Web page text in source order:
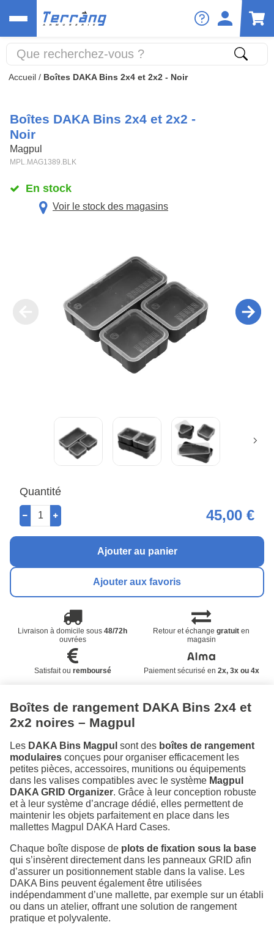
Accueil / Boîtes DAKA Bins 2x4 et 2x2 - Noir
Boîtes DAKA Bins 2x4 et 2x2 -
Noir
Magpul
MPL.MAG1389.BLK
En stock
Voir le stock des magasins
Quantité
45,00 €
Ajouter au panier
Ajouter aux favoris
Livraison à domicile sous48/72h
ouvrées
Retour et échangegratuit en
magasin
Satisfait ou remboursé Paiement sécurisé en 2x, 3x ou 4x
Boîtes de rangement DAKA Bins 2x4 et
2x2 noires – Magpul
Les DAKA Bins Magpul sont des boîtes de rangement
modulaires conçues pour organiser efficacement les
petites pièces, accessoires, munitions ou équipements
dans les valises compatibles avec le système Magpul
DAKA GRID Organizer. Grâce à leur conception robuste
et à leur système d’ancrage dédié, elles permettent de
maintenir les objets parfaitement en place dans les
mallettes Magpul DAKA Hard Cases.
Chaque boîte dispose de plots de fixation sous la base
qui s’insèrent directement dans les panneaux GRID afin
d’assurer un positionnement stable dans la valise. Les
DAKA Bins peuvent également être utilisées
indépendamment d’une mallette, par exemple sur un établi
ou dans un atelier, offrant une solution de rangement
pratique et polyvalente.